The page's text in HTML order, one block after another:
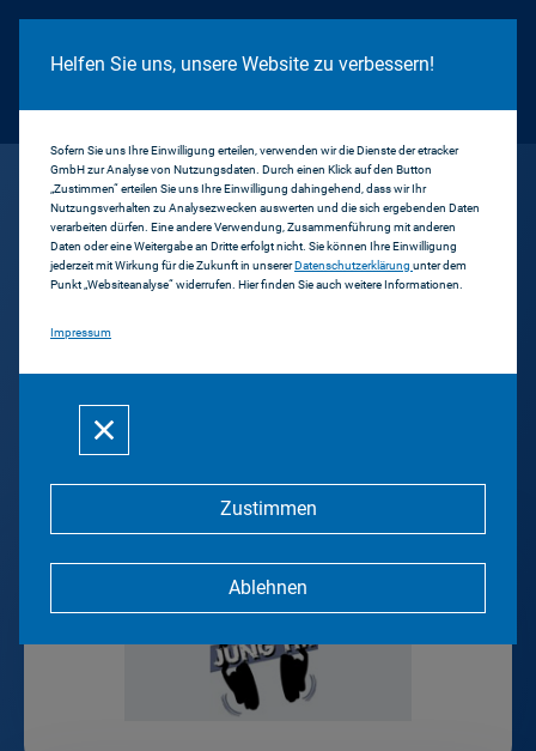
Cookie Hinweis
Helfen Sie uns, unsere Website zu verbessern!
Sofern Sie uns Ihre Einwilligung erteilen, verwenden wir die Dienste der etracker
GmbH zur Analyse von Nutzungsdaten. Durch einen Klick auf den Button
„Zustimmen“ erteilen Sie uns Ihre Einwilligung dahingehend, dass wir Ihr
Nutzungsverhalten zu Analysezwecken auswerten und die sich ergebenden Daten
verarbeiten dürfen. Eine andere Verwendung, Zusammenführung mit anderen
Daten oder eine Weitergabe an Dritte erfolgt nicht. Sie können Ihre Einwilligung
jederzeit mit Wirkung für die Zukunft in unsererDatenschutzerklärung unter dem
Punkt „Websiteanalyse“ widerrufen. Hier finden Sie auch weitere Informationen.
Impressum
Zustimmen
Ablehnen
Jung FM
Zurück
Jugendradionetzwerk
Bezirksjugendring Oberfranken